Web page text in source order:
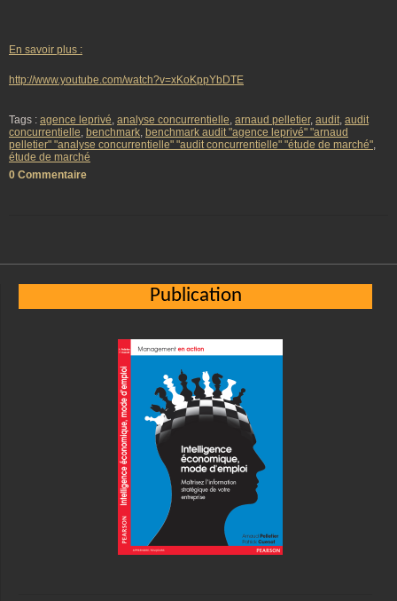
En savoir plus :
http://www.youtube.com/watch?v=xKoKppYbDTE
Tags : agence leprivé, analyse concurrentielle, arnaud pelletier, audit, audit
concurrentielle, benchmark, benchmark audit "agence leprivé" "arnaud
pelletier" "analyse concurrentielle" "audit concurrentielle" "étude de marché",
étude de marché
0 Commentaire
Publication